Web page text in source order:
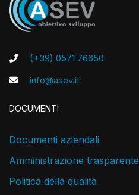
(+39) 0571 76650
info@asev.it
DOCUMENTI
Documenti aziendali
Amministrazione trasparente
Politica della qualità